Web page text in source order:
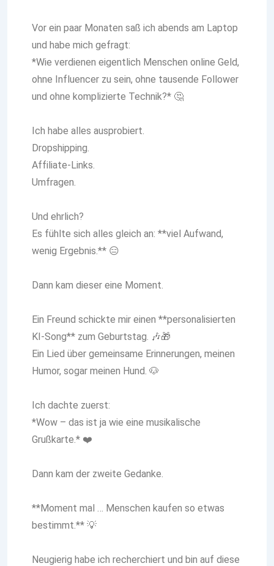
Vor ein paar Monaten saß ich abends am Laptop
und habe mich gefragt:
*Wie verdienen eigentlich Menschen online Geld,
ohne Influencer zu sein, ohne tausende Follower
und ohne komplizierte Technik?* 🤔
Ich habe alles ausprobiert.
Dropshipping.
Affiliate-Links.
Umfragen.
Und ehrlich?
Es fühlte sich alles gleich an: **viel Aufwand,
wenig Ergebnis.** 😑
Dann kam dieser eine Moment.
Ein Freund schickte mir einen **personalisierten
KI-Song** zum Geburtstag. 🎶🎁
Ein Lied über gemeinsame Erinnerungen, meinen
Humor, sogar meinen Hund. 🐶
Ich dachte zuerst:
*Wow – das ist ja wie eine musikalische
Grußkarte.* ❤️
Dann kam der zweite Gedanke.
**Moment mal … Menschen kaufen so etwas
bestimmt.** 💡
Neugierig habe ich recherchiert und bin auf diese